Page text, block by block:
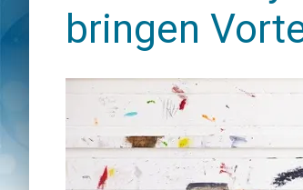
bringen